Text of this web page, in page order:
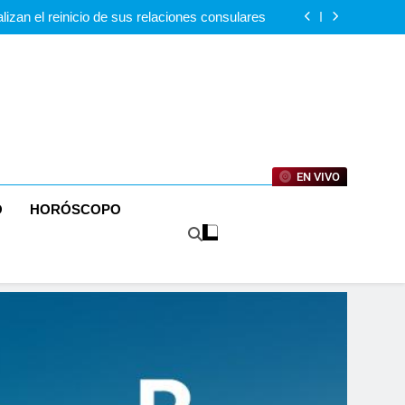
pendiente
el reinicio de sus relaciones consulares
amenaza de la peste porcina africana en la
Anual Nacional de Poesía Salomé Ureña de
EN VIVO
HORÓSCOPO